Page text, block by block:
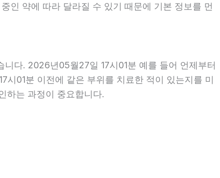
인 약에 따라 달라질 수 있기 때문에 기본 정보를 먼
다. 2026년05월27일 17시01분 예를 들어 언제부터
01분 이전에 같은 부위를 치료한 적이 있는지를 미
하는 과정이 중요합니다.